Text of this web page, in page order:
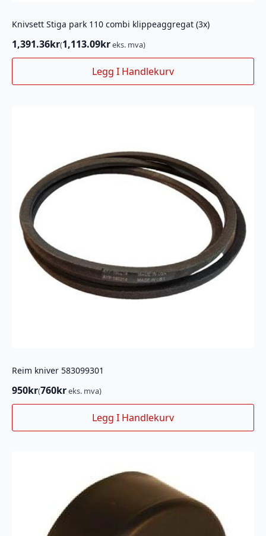
Knivsett Stiga park 110 combi klippeaggregat (3x)
1,391.36kr(1,113.09kreks. mva)
Legg I Handlekurv
Reim kniver 583099301
950kr(760kreks. mva)
Legg I Handlekurv